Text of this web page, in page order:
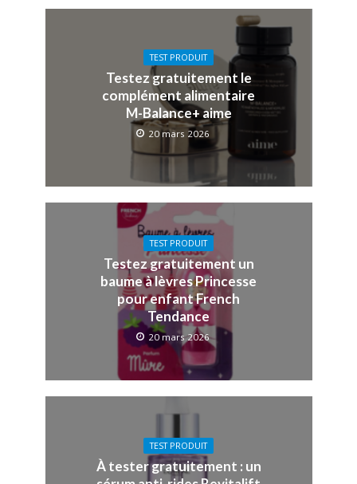
TEST PRODUIT
Testez gratuitement le
complément alimentaire
M-Balance+ aime
20 mars 2026
TEST PRODUIT
Testez gratuitement un
baume à lèvres Princesse
pour enfant French
Tendance
20 mars 2026
TEST PRODUIT
À tester gratuitement : un